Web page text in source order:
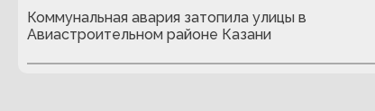
Коммунальная авария затопила улицы в
Авиастроительном районе Казани